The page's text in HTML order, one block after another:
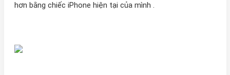
hơn bằng chiếc iPhone hiện tại của mình .